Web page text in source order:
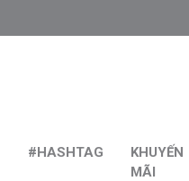
#HASHTAG
KHUYẾN
MÃI